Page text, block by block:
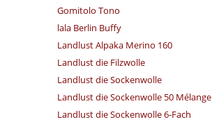
Gomitolo Tono
lala Berlin Buffy
Landlust Alpaka Merino 160
Landlust die Filzwolle
Landlust die Sockenwolle
Landlust die Sockenwolle 50 Mélange
Landlust die Sockenwolle 6-Fach